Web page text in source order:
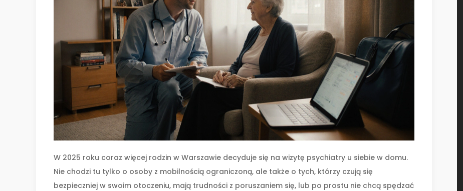
W 2025 roku coraz więcej rodzin w Warszawie decyduje się na wizytę psychiatry u siebie w domu.
Nie chodzi tu tylko o osoby z mobilnością ograniczoną, ale także o tych, którzy czują się
bezpieczniej w swoim otoczeniu, mają trudności z poruszaniem się, lub po prostu nie chcą spędzać